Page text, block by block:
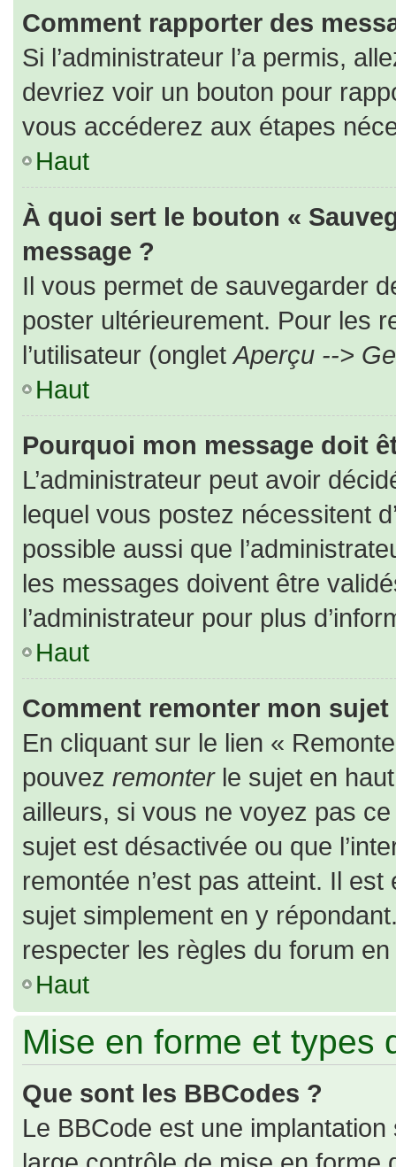
Comment rapporter des
Si l’administrateur l’a permis,
devriez voir un bouton pour
vous accéderez aux étapes
Haut
À quoi sert le bouton «
message ?
Il vous permet de sauvegarder
poster ultérieurement. Pour les
l’utilisateur (ongletAperçu -->
Haut
Pourquoi mon message doit
L’administrateur peut avoir
lequel vous postez nécessitent
possible aussi que
les messages doivent être
l’administrateur pour plus
Haut
Comment remonter mon sujet
En cliquant sur le lien «
pouvez remonterle sujet en
ailleurs, si vous ne voyez pas
sujet est désactivée ou que
remontée n’est pas atteint. Il
sujet simplement en y
respecter les règles du forum
Haut
Mise en forme et types
Que sont les BBCodes ?
Le BBCode est une